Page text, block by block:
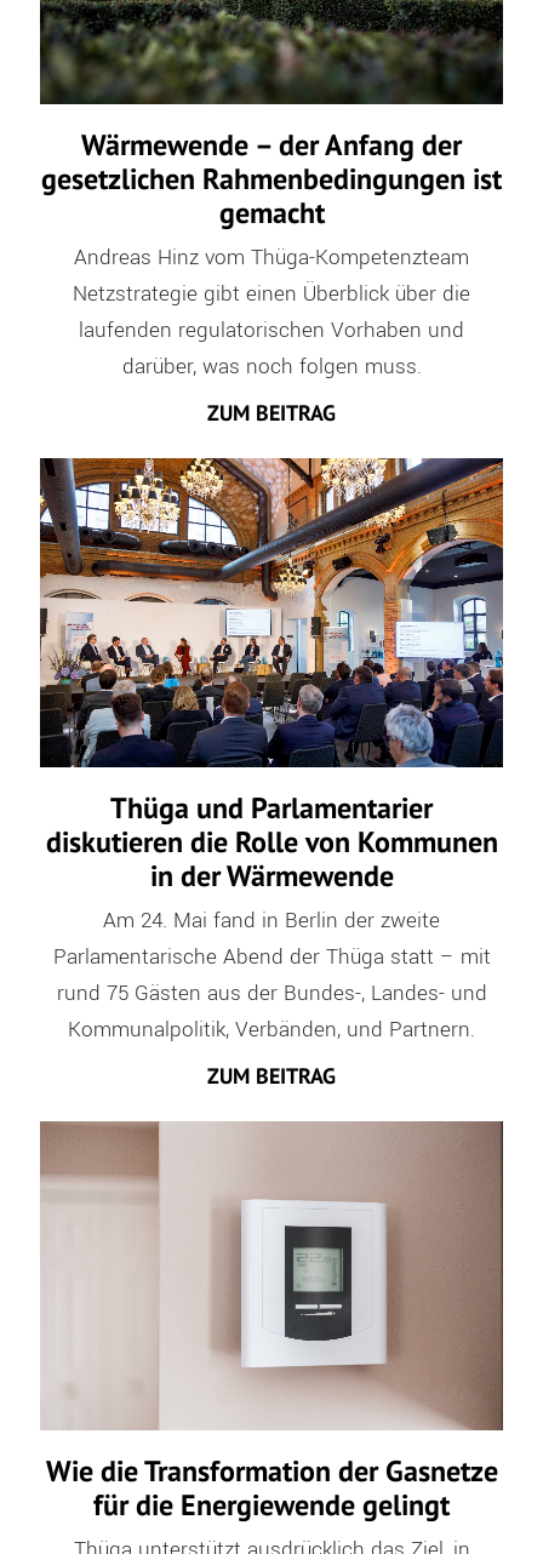
Wärmewende – der Anfang der
gesetzlichen Rahmenbedingungen ist
gemacht
Andreas Hinz vom Thüga-Kompetenzteam
Netzstrategie gibt einen Überblick über die
laufenden regulatorischen Vorhaben und
darüber, was noch folgen muss.
ZUM BEITRAG
Thüga und Parlamentarier
diskutieren die Rolle von Kommunen
in der Wärmewende
Am 24. Mai fand in Berlin der zweite
Parlamentarische Abend der Thüga statt – mit
rund 75 Gästen aus der Bundes-, Landes- und
Kommunalpolitik, Verbänden, und Partnern.
ZUM BEITRAG
Wie die Transformation der Gasnetze
für die Energiewende gelingt